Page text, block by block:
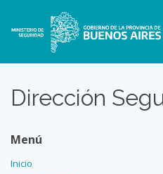
Dirección
Menú
Inicio